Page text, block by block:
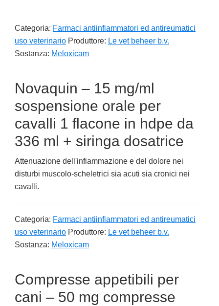
Categoria: Farmaci antiinfiammatori ed antireumatici
uso veterinario Produttore: Le vet beheer b.v.
Sostanza: Meloxicam
Novaquin – 15 mg/ml
sospensione orale per
cavalli 1 flacone in hdpe da
336 ml + siringa dosatrice
Attenuazione dell'infiammazione e del dolore nei
disturbi muscolo-scheletrici sia acuti sia cronici nei
cavalli.
Categoria: Farmaci antiinfiammatori ed antireumatici
uso veterinario Produttore: Le vet beheer b.v.
Sostanza: Meloxicam
Compresse appetibili per
cani – 50 mg compresse